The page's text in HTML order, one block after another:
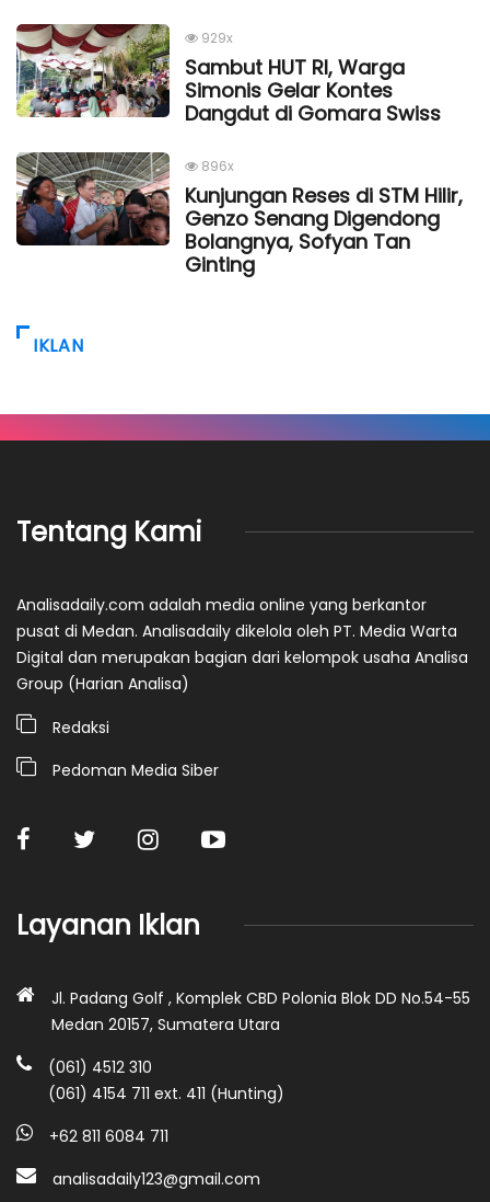
929x
Sambut HUT RI, Warga
Simonis Gelar Kontes
Dangdut di Gomara Swiss
896x
Kunjungan Reses di STM Hilir,
Genzo Senang Digendong
Bolangnya, Sofyan Tan
Ginting
IKLAN
Tentang Kami
Analisadaily.com adalah media online yang berkantor
pusat di Medan. Analisadaily dikelola oleh PT. Media Warta
Digital dan merupakan bagian dari kelompok usaha Analisa
Group (Harian Analisa)
Redaksi
Pedoman Media Siber
Layanan Iklan
Jl. Padang Golf , Komplek CBD Polonia Blok DD No.54-55
Medan 20157, Sumatera Utara
(061) 4512 310
(061) 4154 711 ext. 411 (Hunting)
+62 811 6084 711
analisadaily123@gmail.com